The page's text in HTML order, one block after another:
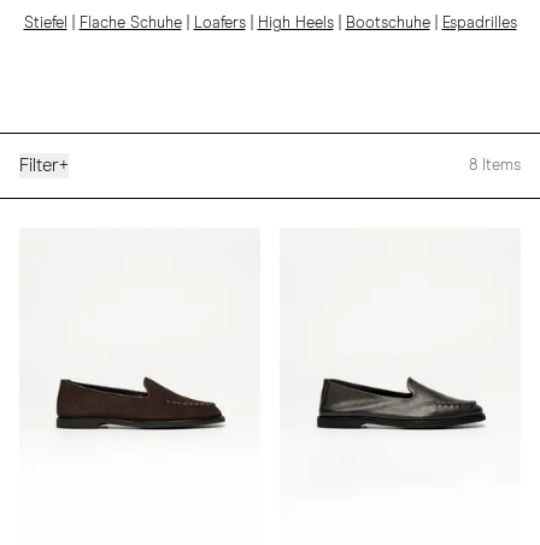
Stiefel Flache Schuhe| Loafers| High Heels| Bootschuhe| Espadrilles
Filter+ 8 Items